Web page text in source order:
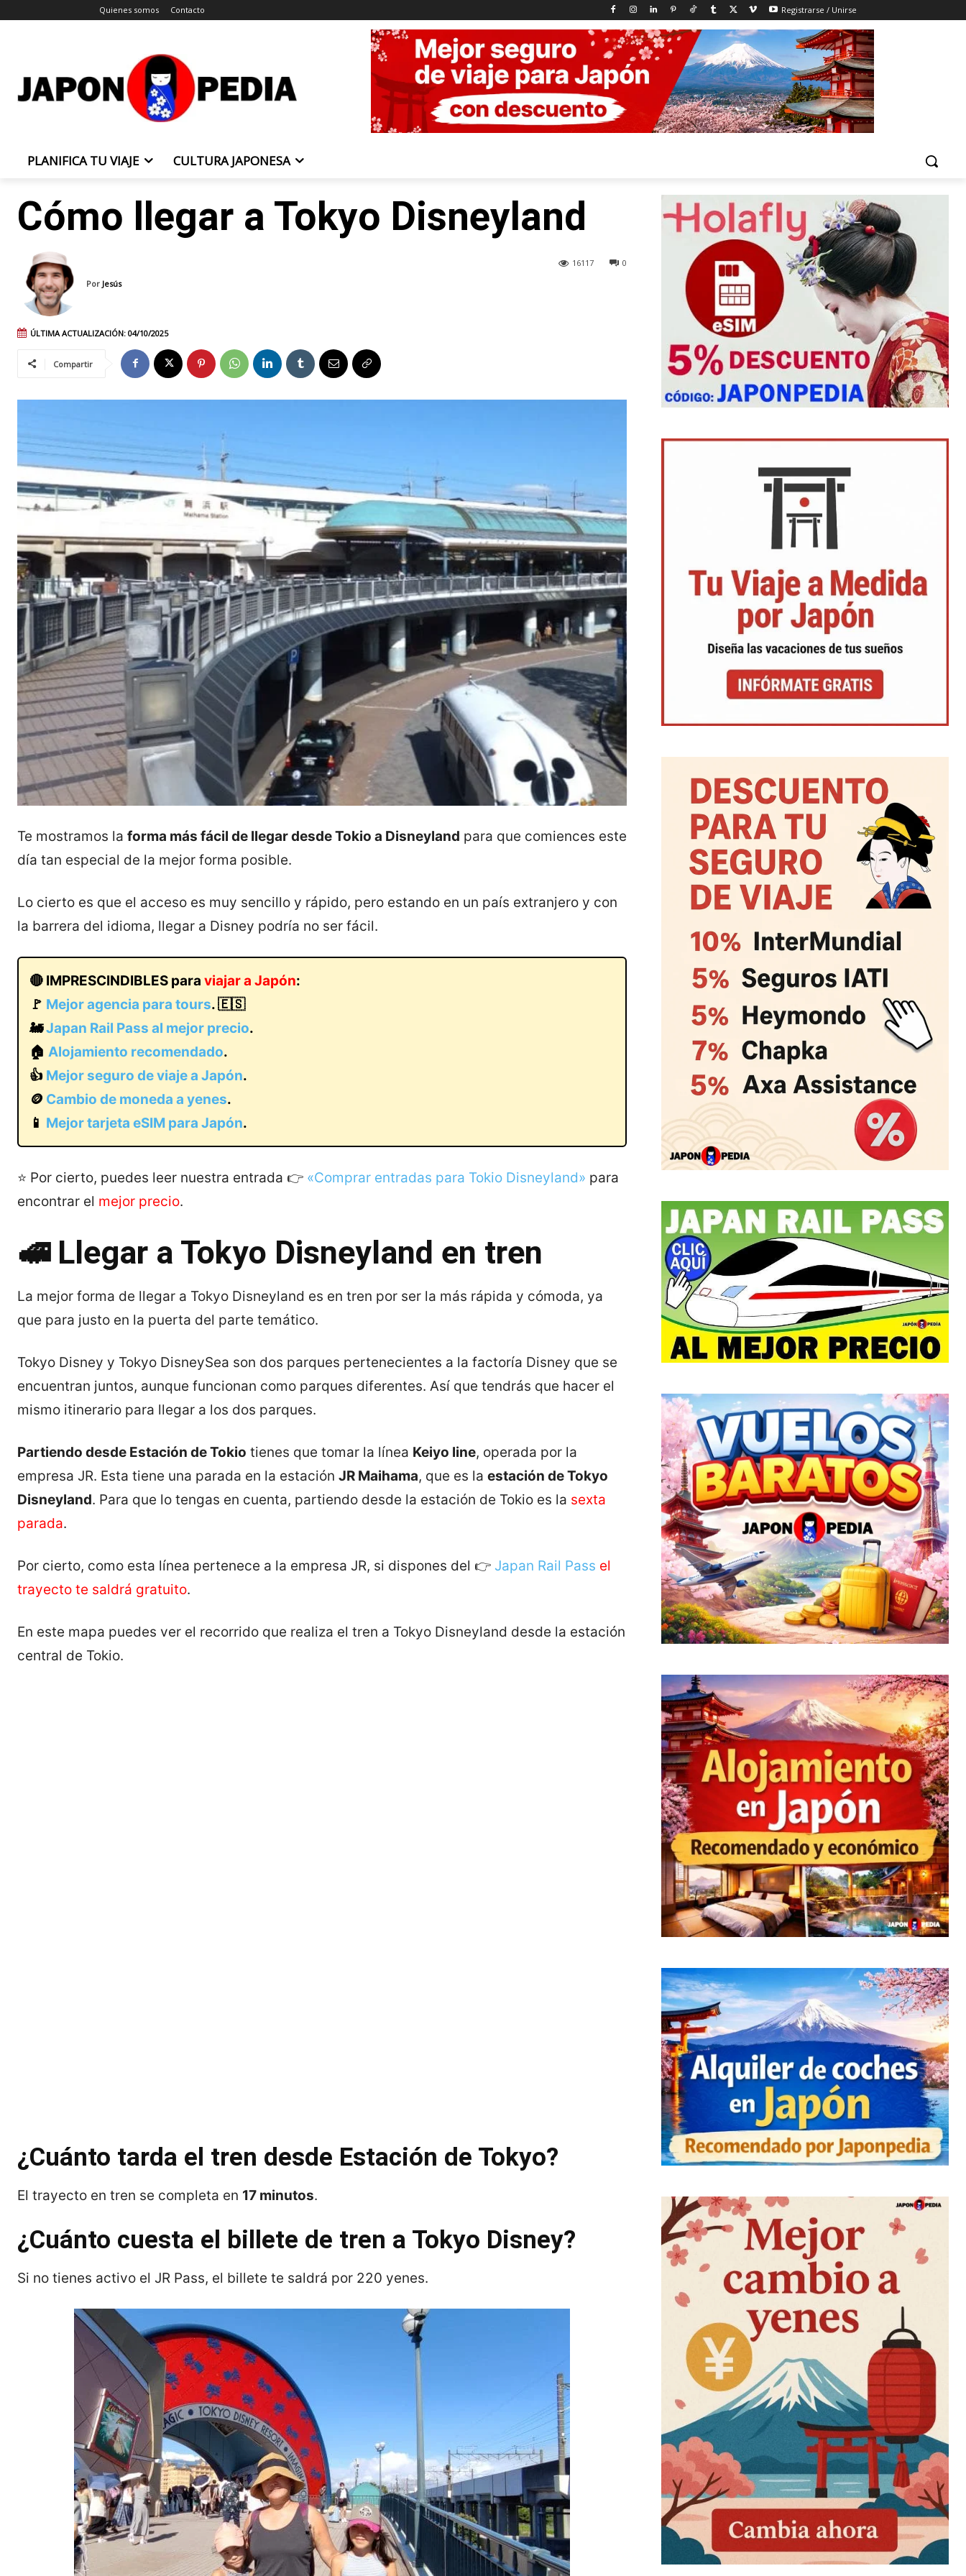
Registrarse / Unirse
Quienes somos Contacto
PLANIFICA TU VIAJE CULTURA JAPONESA
Cómo llegar a Tokyo Disneyland
0
16117
Por Jesús
ÚLTIMA ACTUALIZACIÓN: 04/10/2025
Compartir
Te mostramos la forma más fácil de llegar desde Tokio a Disneyland para que comiences este
día tan especial de la mejor forma posible.
Lo cierto es que el acceso es muy sencillo y rápido, pero estando en un país extranjero y con
la barrera del idioma, llegar a Disney podría no ser fácil.
🔴 IMPRESCINDIBLES para viajar a Japón:
🚩 Mejor agencia para tours. 🇪🇸
🚂Japan Rail Pass al mejor precio.
🏠 Alojamiento recomendado.
👍 Mejor seguro de viaje a Japón.
🪙 Cambio de moneda a yenes.
📱 Mejor tarjeta eSIM para Japón.
⭐ Por cierto, puedes leer nuestra entrada 👉 «Comprar entradas para Tokio Disneyland» para
encontrar el mejor precio.
🚅 Llegar a Tokyo Disneyland en tren
La mejor forma de llegar a Tokyo Disneyland es en tren por ser la más rápida y cómoda, ya
que para justo en la puerta del parte temático.
Tokyo Disney y Tokyo DisneySea son dos parques pertenecientes a la factoría Disney que se
encuentran juntos, aunque funcionan como parques diferentes. Así que tendrás que hacer el
mismo itinerario para llegar a los dos parques.
Partiendo desde Estación de Tokio tienes que tomar la línea Keiyo line, operada por la
empresa JR. Esta tiene una parada en la estación JR Maihama, que es la estación de Tokyo
Disneyland. Para que lo tengas en cuenta, partiendo desde la estación de Tokio es la sexta
parada.
Por cierto, como esta línea pertenece a la empresa JR, si dispones del 👉 Japan Rail Pass el
trayecto te saldrá gratuito.
En este mapa puedes ver el recorrido que realiza el tren a Tokyo Disneyland desde la estación
central de Tokio.
¿Cuánto tarda el tren desde Estación de Tokyo?
El trayecto en tren se completa en 17 minutos.
¿Cuánto cuesta el billete de tren a Tokyo Disney?
Si no tienes activo el JR Pass, el billete te saldrá por 220 yenes.